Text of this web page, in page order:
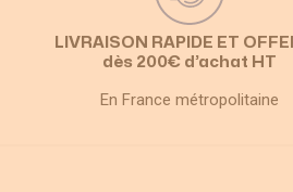
LIVRAISON RAPIDE ET
dès 200€ d’achat HT
En France métropolitaine